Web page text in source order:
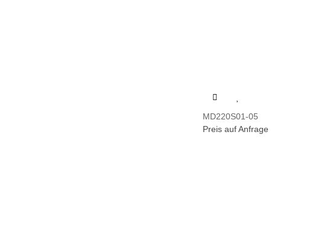
MD220S01-05
Preis auf Anfrage